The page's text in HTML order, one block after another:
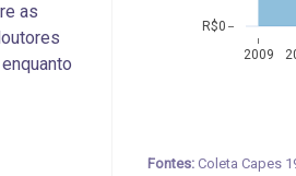
as
2009
R$0
Fontes: Coleta Capes